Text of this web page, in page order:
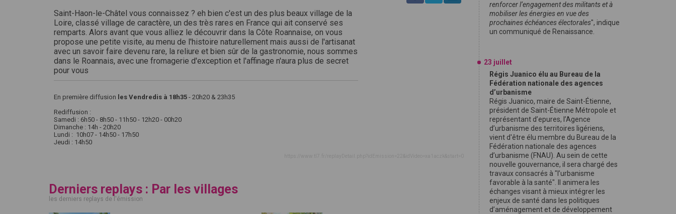
Saint-Haon-le-Châtel vous connaissez ? eh bien c'est un des plus beaux village de la
Loire, classé village de caractère, un des très rares en France qui ait conservé ses
remparts. Alors avant que vous alliez le découvrir dans la Côte Roannaise, on vous
propose une petite visite, au menu de l'histoire naturellement mais aussi de l'artisanat
avec un savoir faire devenu rare, la reliure et bien sûr de la gastronomie, nous sommes
dans le Roannais, avec une fromagerie d'exception et l'affinage n'aura plus de secret
pour vous
En première diffusion les Vendredis à 18h35 - 20h20 & 23h35
Rediffusion :
Samedi : 6h50 - 8h50 - 11h50 - 12h20 - 00h20
Dimanche : 14h - 20h20
Lundi : 10h07 - 14h50 - 17h50
Jeudi : 14h50
Derniers replays : Par les villages
les derniers replays de l'émission
renforcer l’engagement des militants et à
mobiliser les énergies en vue des
prochaines échéances électorales", indique
un communiqué de Renaissance.
23 juillet
Régis Juanico élu au Bureau de la
Fédération nationale des agences
d’urbanisme
Régis Juanico, maire de Saint-Étienne,
président de Saint-Étienne Métropole et
représentant d’epures, l’Agence
d’urbanisme des territoires ligériens,
vient d'être élu membre du Bureau de la
Fédération nationale des agences
d’urbanisme (FNAU). Au sein de cette
nouvelle gouvernance, il sera chargé des
travaux consacrés à "l’urbanisme
favorable à la santé". Il animera les
échanges visant à mieux intégrer les
enjeux de santé dans les politiques
d’aménagement et de développement